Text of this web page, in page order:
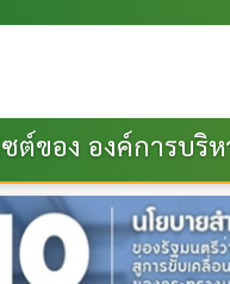
ลโคกสะอาด:-